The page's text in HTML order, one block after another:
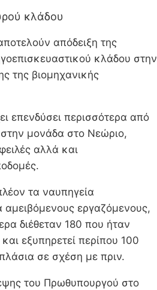
κλάδου
απόδειξη της
κλάδου στην
της βιομηχανικής
επενδύσει περισσότερα από
μονάδα στο Νεώριο,
αλλά και
τα ναυπηγεία
εργαζόμενους,
διέθεταν 180 που ήταν
εξυπηρετεί περίπου 100
σε σχέση με πριν.
του Πρωθυπουργού στο